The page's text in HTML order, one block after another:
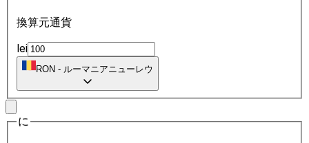
換算元通貨
lei
RON - ルーマニアニューレウ
に